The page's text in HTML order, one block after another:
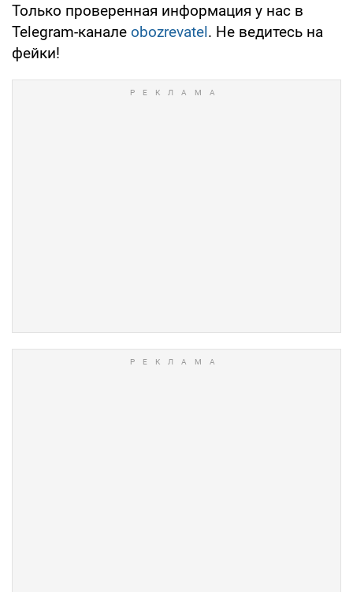
Только проверенная информация у нас в
Telegram-канале obozrevatel. Не ведитесь на
фейки!